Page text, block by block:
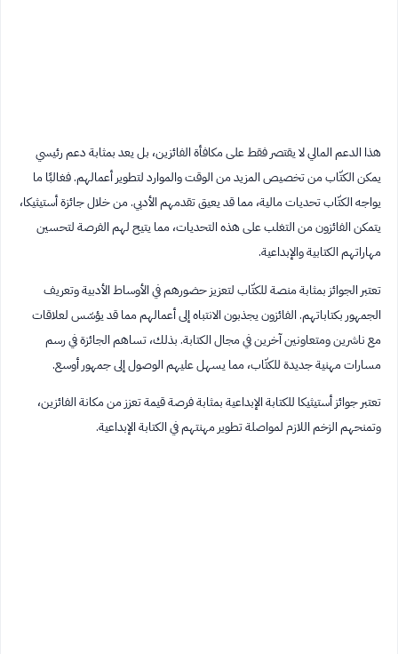
هذا الدعم المالي لا يقتصر فقط على مكافأة الفائزين، بل يعد بمثابة دعم رئيسي
يمكن الكتّاب من تخصيص المزيد من الوقت والموارد لتطوير أعمالهم. فغالبًا ما
يواجه الكتّاب تحديات مالية، مما قد يعيق تقدمهم الأدبي. من خلال جائزة أستيثيكا،
يتمكن الفائزون من التغلب على هذه التحديات، مما يتيح لهم الفرصة لتحسين
مهاراتهم الكتابية والإبداعية.
تعتبر الجوائز بمثابة منصة للكتّاب لتعزيز حضورهم في الأوساط الأدبية وتعريف
الجمهور بكتاباتهم. الفائزون يجذبون الانتباه إلى أعمالهم مما قد يؤسّس لعلاقات
مع ناشرين ومتعاونين آخرين في مجال الكتابة. بذلك، تساهم الجائزة في رسم
مسارات مهنية جديدة للكتّاب، مما يسهل عليهم الوصول إلى جمهور أوسع.
تعتبر جوائز أستيثيكا للكتابة الإبداعية بمثابة فرصة قيمة تعزز من مكانة الفائزين،
وتمنحهم الزخم اللازم لمواصلة تطوير مهنتهم في الكتابة الإبداعية.